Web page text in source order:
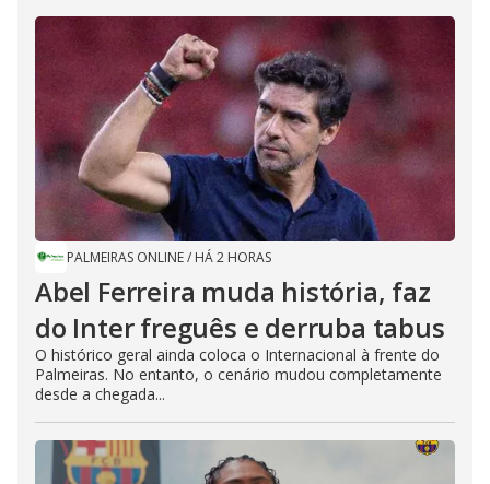
PALMEIRAS ONLINE/ HÁ 2 HORAS
Abel Ferreira muda história, faz
do Inter freguês e derruba tabus
O histórico geral ainda coloca o Internacional à frente do
Palmeiras. No entanto, o cenário mudou completamente
desde a chegada...